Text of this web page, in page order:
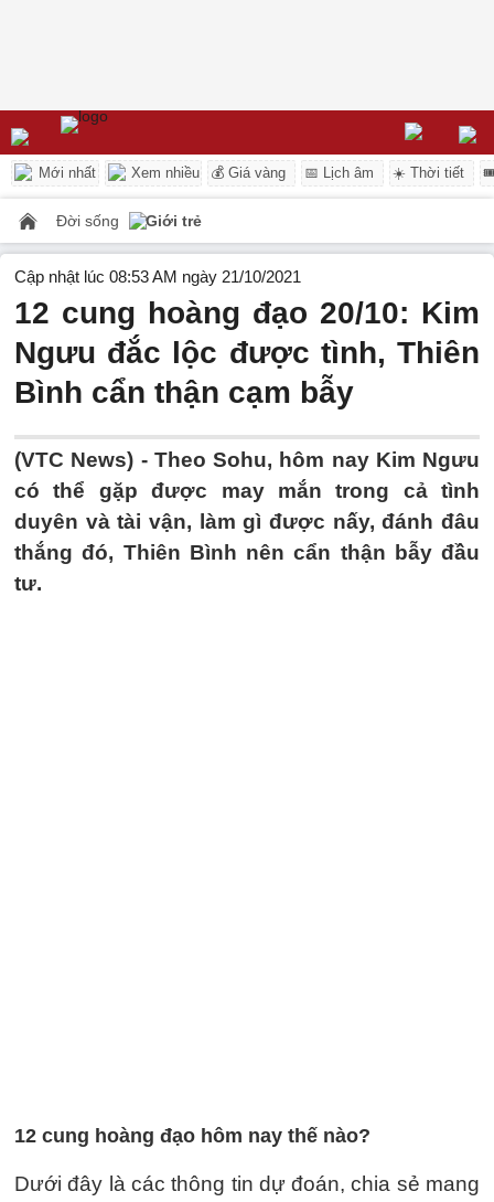
Mới nhất Xem nhiều 💰 Giá vàng 📅 Lịch âm ☀️ Thời tiết
Đời sống Giới trẻ
Cập nhật lúc 08:53 AM ngày 21/10/2021
12 cung hoàng đạo 20/10: Kim
Ngưu đắc lộc được tình, Thiên
Bình cẩn thận cạm bẫy
(VTC News) - Theo Sohu, hôm nay Kim Ngưu
có thể gặp được may mắn trong cả tình
duyên và tài vận, làm gì được nấy, đánh đâu
thắng đó, Thiên Bình nên cẩn thận bẫy đầu
tư.
12 cung hoàng đạo hôm nay thế nào?
Dưới đây là các thông tin dự đoán, chia sẻ mang